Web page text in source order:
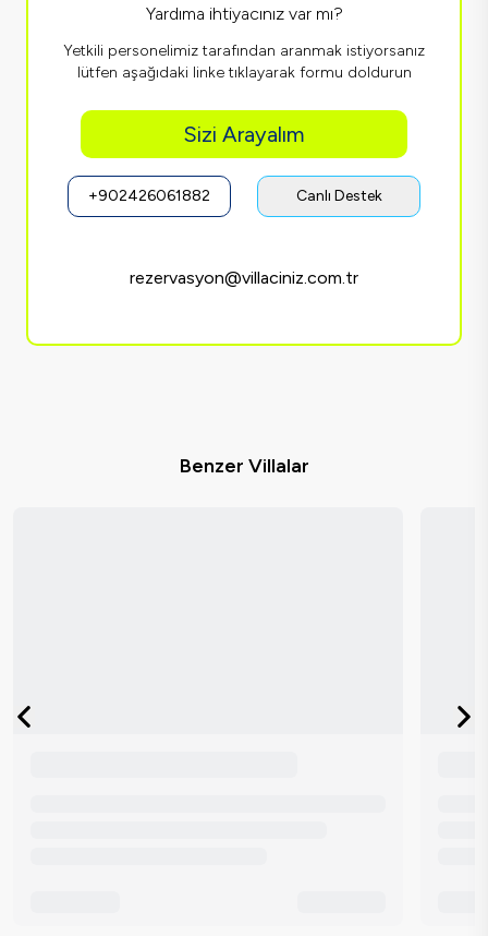
Yardıma ihtiyacınız var mı?
Yetkili personelimiz tarafından aranmak istiyorsanız
lütfen aşağıdaki linke tıklayarak formu doldurun
Sizi Arayalım
+902426061882 Canlı Destek
rezervasyon@villaciniz.com.tr
Benzer Villalar